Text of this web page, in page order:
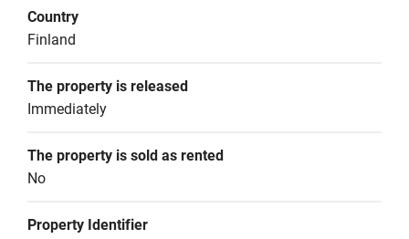
Country
Finland
The property is released
Immediately
The property is sold as rented
No
Property Identifier